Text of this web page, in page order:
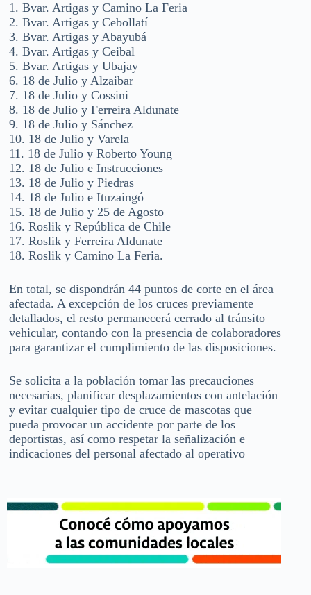
1. Bvar. Artigas y Camino La Feria
2. Bvar. Artigas y Cebollatí
3. Bvar. Artigas y Abayubá
4. Bvar. Artigas y Ceibal
5. Bvar. Artigas y Ubajay
6. 18 de Julio y Alzaibar
7. 18 de Julio y Cossini
8. 18 de Julio y Ferreira Aldunate
9. 18 de Julio y Sánchez
10. 18 de Julio y Varela
11. 18 de Julio y Roberto Young
12. 18 de Julio e Instrucciones
13. 18 de Julio y Piedras
14. 18 de Julio e Ituzaingó
15. 18 de Julio y 25 de Agosto
16. Roslik y República de Chile
17. Roslik y Ferreira Aldunate
18. Roslik y Camino La Feria.
En total, se dispondrán 44 puntos de corte en el área
afectada. A excepción de los cruces previamente
detallados, el resto permanecerá cerrado al tránsito
vehicular, contando con la presencia de colaboradores
para garantizar el cumplimiento de las disposiciones.
Se solicita a la población tomar las precauciones
necesarias, planificar desplazamientos con antelación
y evitar cualquier tipo de cruce de mascotas que
pueda provocar un accidente por parte de los
deportistas, así como respetar la señalización e
indicaciones del personal afectado al operativo